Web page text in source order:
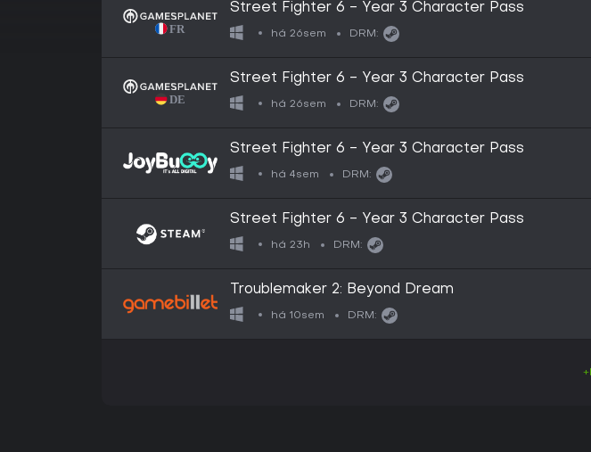
Street Fighter 6 - Year 3 Character Pass
há 26sem DRM:
Street Fighter 6 - Year 3 Character Pass
há 26sem DRM:
Street Fighter 6 - Year 3 Character Pass
há 4sem DRM:
Street Fighter 6 - Year 3 Character Pass
há 23h DRM:
Troublemaker 2: Beyond Dream
há 10sem DRM: